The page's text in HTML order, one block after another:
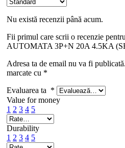
Nu există recenzii până acum.
Fii primul care scrii o recenzie
AUTOMATA 3P+N 20A 4.5KA
Adresa ta de email nu va fi publicată.
marcate cu *
Evaluarea ta *
Value for money
1 2 3 4 5
Durability
1 2 3 4 5